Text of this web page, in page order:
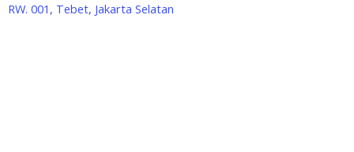
RW. 001, Tebet, Jakarta Selatan